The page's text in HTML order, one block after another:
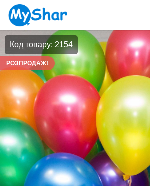
Код товару: 2154
РОЗПРОДАЖ!